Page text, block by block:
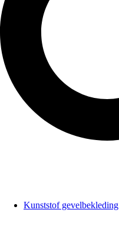
Kunststof gevelbekleding